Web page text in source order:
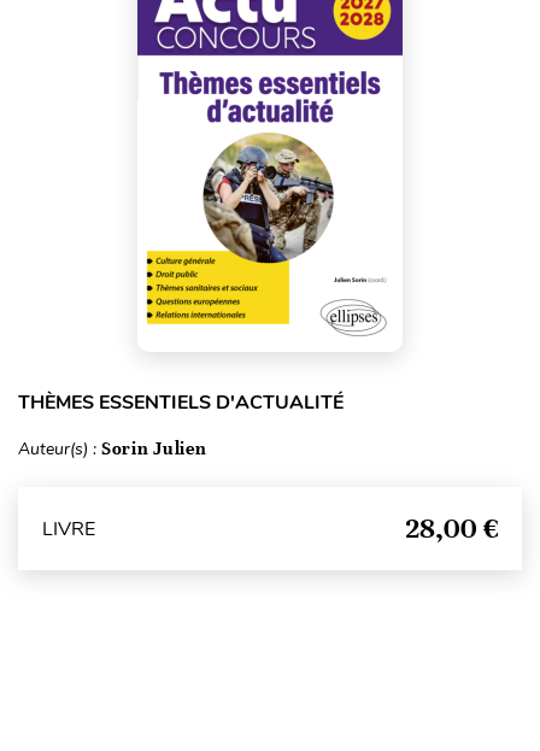
THÈMES ESSENTIELS D'ACTUALITÉ
Auteur(s) : Sorin Julien
LIVRE 28,00 €